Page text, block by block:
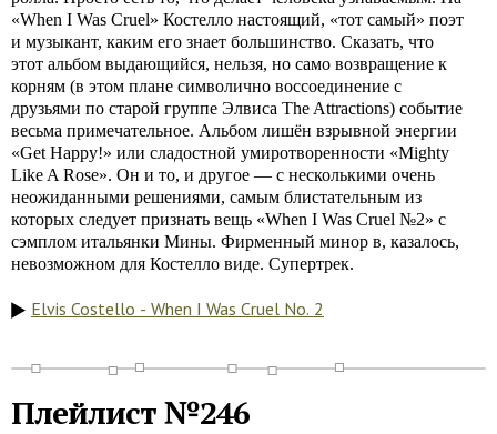
«When I Was Cruel» Костелло настоящий, «тот самый» поэт
и музыкант, каким его знает большинство. Сказать, что
этот альбом выдающийся, нельзя, но само возвращение к
корням (в этом плане символично воссоединение с
друзьями по старой группе Элвиса The Attractions) событие
весьма примечательное. Альбом лишён взрывной энергии
«Get Happy!» или сладостной умиротворенности «Mighty
Like A Rose». Он и то, и другое — с несколькими очень
неожиданными решениями, самым блистательным из
которых следует признать вещь «When I Was Cruel №2» с
сэмплом итальянки Мины. Фирменный минор в, казалось,
невозможном для Костелло виде. Супертрек.
Elvis Costello - When I Was Cruel No. 2
Плейлист №246